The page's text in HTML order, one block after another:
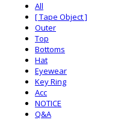
All
[ Tape Object ]
Outer
Top
Bottoms
Hat
Eyewear
Key Ring
Acc
NOTICE
Q&A